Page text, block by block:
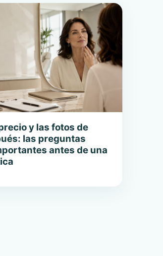
y las fotos de
las preguntas
antes de una